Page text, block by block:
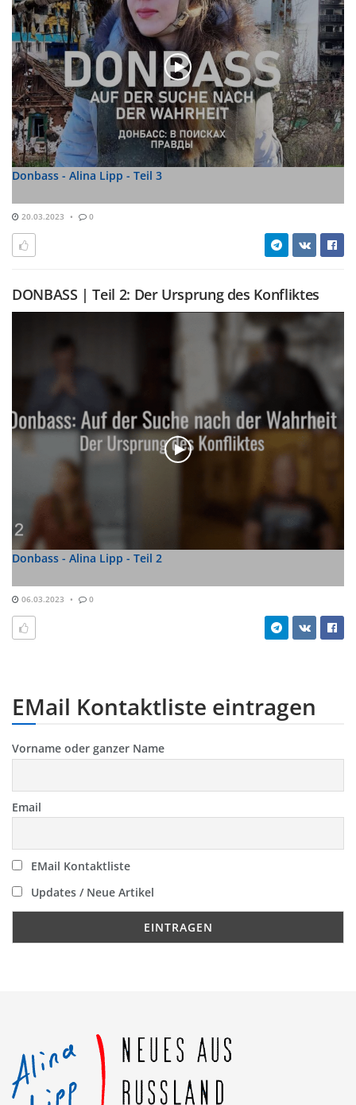
Donbass - Alina Lipp - Teil 3
20.03.2023 0
DONBASS | Teil 2: Der Ursprung des Konfliktes
Donbass - Alina Lipp - Teil 2
06.03.2023 0
EMail Kontaktliste eintragen
Vorname oder ganzer Name
Email
EMail Kontaktliste
Updates / Neue Artikel